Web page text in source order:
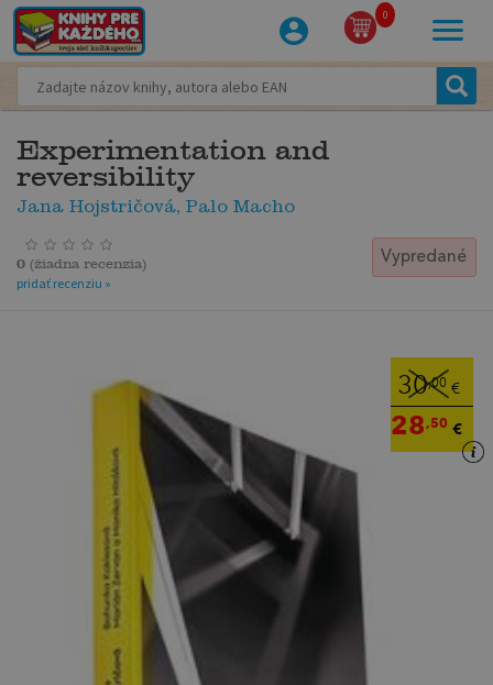
0
Experimentation and
reversibility
Jana Hojstričová, Palo Macho
Vypredané
0 (žiadna recenzia)
pridať recenziu »
30,00 €
28,50 €